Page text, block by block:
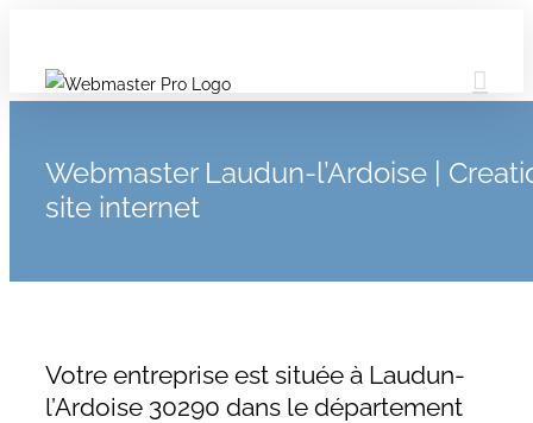
Webmaster Laudun-l’Ardoise |
site internet
Votre entreprise est située à Laudun-
l’Ardoise 30290 dans le département